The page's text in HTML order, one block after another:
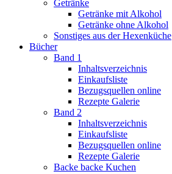
Getränke
Getränke mit Alkohol
Getränke ohne Alkohol
Sonstiges aus der Hexenküche
Bücher
Band 1
Inhaltsverzeichnis
Einkaufsliste
Bezugsquellen online
Rezepte Galerie
Band 2
Inhaltsverzeichnis
Einkaufsliste
Bezugsquellen online
Rezepte Galerie
Backe backe Kuchen